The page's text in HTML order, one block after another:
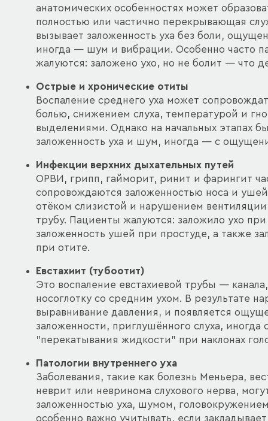
анатомических особенностях может
полностью или частично перекрывающая
вызывает заложенность уха без боли,
иногда — шум и вибрации. Особенно часто
жалуются: заложено ухо, но не болит — что
Острые и хронические отиты
Воспаление среднего уха может
болью, снижением слуха, температурой и
выделениями. Однако на начальных этапах
заложенность уха и шум, иногда — с
Инфекции верхних дыхательных путей
ОРВИ, грипп, гайморит, ринит и фарингит
сопровождаются заложенностью носа и
отёком слизистой и нарушением вентиляции
трубу. Пациенты жалуются: заложило ухо
заложенность ушей при простуде, а также
при отите.
Евстахиит (тубоотит)
Это воспаление евстахиевой трубы —
носоглотку со средним ухом. В результате
выравнивание давления, и появляется
заложенности, приглушённого слуха, иногда
"перекатывания жидкости" при наклонах
Патологии внутреннего уха
Заболевания, такие как болезнь Меньера,
неврит или невринома слухового нерва,
заложенностью уха, шумом,
особенно важно учитывать, если